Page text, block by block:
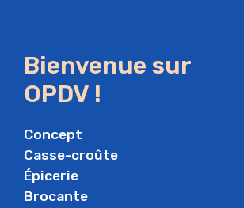
Bienvenue sur
OPDV !
Concept
Casse-croûte
Épicerie
Brocante